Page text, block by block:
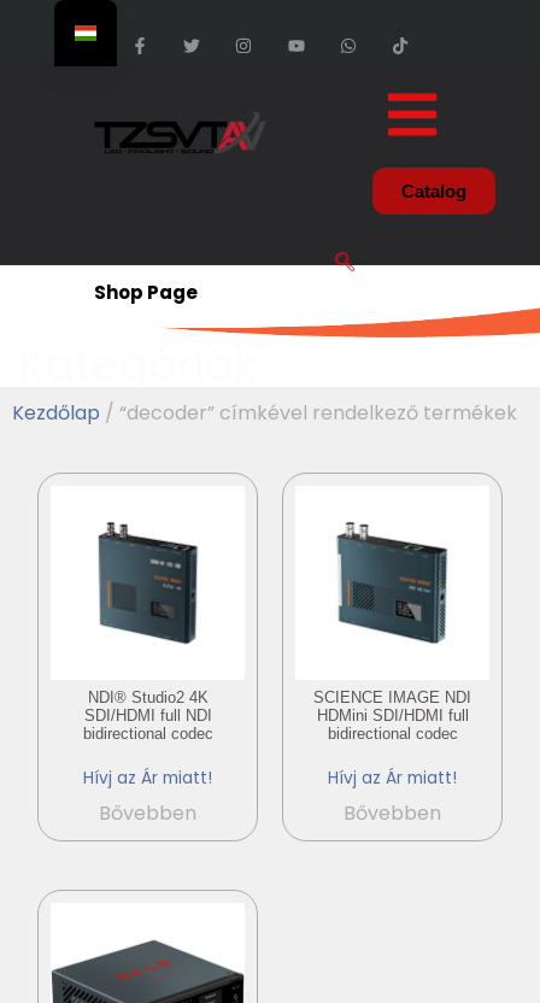
Catalog
Shop Page
Kezdőlap / “decoder” címkével rendelkező termékek
NDI® Studio2 4K
SDI/HDMI full NDI
bidirectional codec
Hívj az Ár miatt!
Bővebben
SCIENCE IMAGE NDI
HDMini SDI/HDMI full
bidirectional codec
Hívj az Ár miatt!
Bővebben